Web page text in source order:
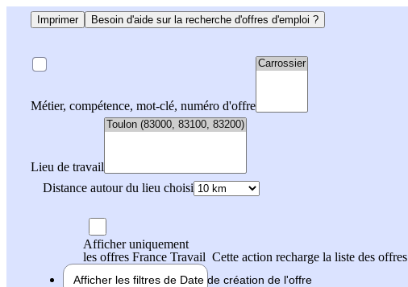
Imprimer Besoin d'aide sur la recherche d'offres d'emploi ?
Métier, compétence, mot-clé, numéro d'offre
Lieu de travail
Distance autour du lieu choisi
Afficher uniquement
les offres France Travail Cette action recharge la liste des offres
Afficher les filtres de Date de création de l'offre